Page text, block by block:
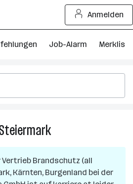
Anmelden
Job-Alarm Merkliste
641
in
Steiermark
Vertrieb Brandschutz (all
Kärnten, Burgenland bei der